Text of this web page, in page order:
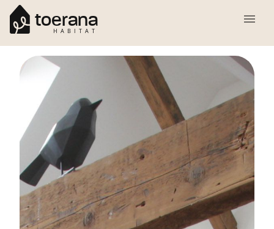
toerana
HABITAT